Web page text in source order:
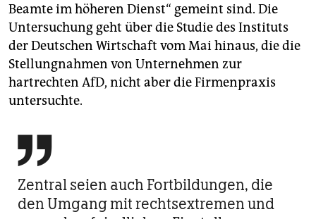
Beamte im höheren Dienst“ gemeint sind. Die
Untersuchung geht über die Studie des Instituts
der Deutschen Wirtschaft vom Mai hinaus, die die
Stellungnahmen von Unternehmen zur
hartrechten AfD, nicht aber die Firmenpraxis
untersuchte.

Zentral seien auch Fortbildungen, die
den Umgang mit rechtsextremen und